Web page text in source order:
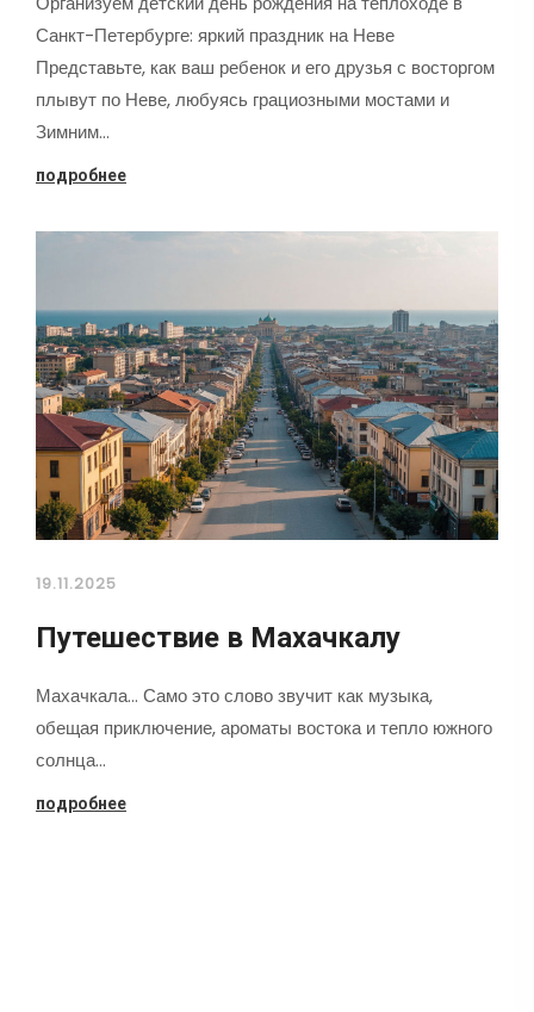
Санкт-Петербурге: яркий праздник на Неве
Представьте, как ваш ребенок и его друзья с восторгом
плывут по Неве, любуясь грациозными мостами и
Зимним…
подробнее
19.11.2025
Путешествие в Махачкалу
Махачкала... Само это слово звучит как музыка,
обещая приключение, ароматы востока и тепло южного
солнца…
подробнее